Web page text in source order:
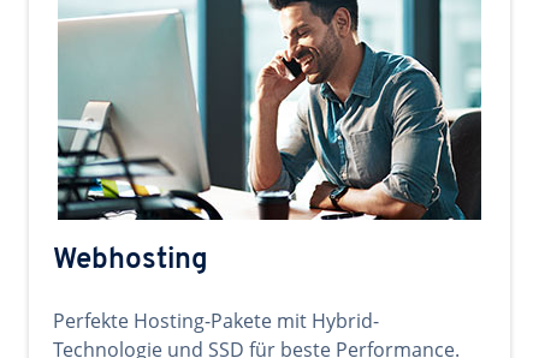
Webhosting
Perfekte Hosting-Pakete mit Hybrid-
Technologie und SSD für beste Performance.